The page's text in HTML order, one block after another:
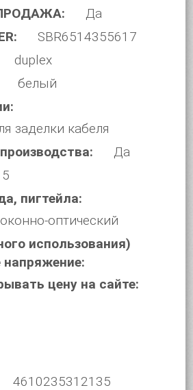
Да
SBR6514355617
duplex
белый
заделки кабеля
Да
5
пигтейла:
оптический
использования)
цену на сайте:
4610235312135